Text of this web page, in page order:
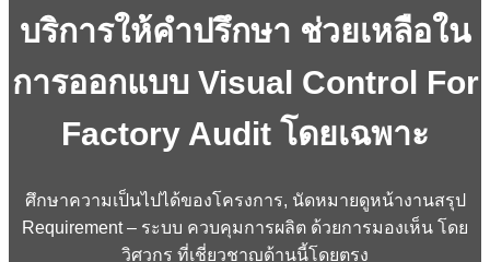
บริการให้คำปรึกษา ช่วยเหลือใน
การออกแบบ Visual Control For
Factory Audit โดยเฉพาะ
ศึกษาความเป็นไปได้ของโครงการ, นัดหมายดูหน้างานสรุป
Requirement – ระบบ ควบคุมการผลิต ด้วยการมองเห็น โดย
วิศวกร ที่เชี่ยวชาญด้านนี้โดยตรง